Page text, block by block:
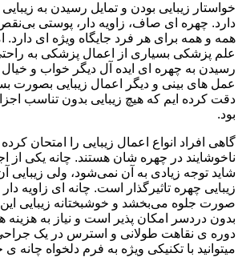
خواستار زیبایی بودن و تمایل رسیدن به
دارد. چهره ای صاف، زاویه دار، پوستی
همه و همه برای هر فرد جایگاه ویژه ای دارد.
علم پزشکی بسیاری از اعمال پزشکی به
رسیدن به چهره ای ایده آل دیگر خواب و
عمل های بینی و دیگر اعمال زیبایی بصورت
دقت کرده ایم که هیچ زیبایی بدون تناسب
بود.
گاهی افراد انواع اعمال زیبایی را امتحان
ناخوشایند در چهره شان هستند. چانه یکی
شاید توجه زیادی به آن نمی‌شود، ولی زیبایی
زیبایی چهره تاثیرگذار است. چانه ای زاویه
صورت جلوه می‌بخشد و خوشبختانه زیبایی
بدون دردسر امکان پذیر است و نیاز به
دوره ی نقاهت طولانی و استرس در یک
میتوانید با تکنیکی ویژه به فرم دلخواه چانه